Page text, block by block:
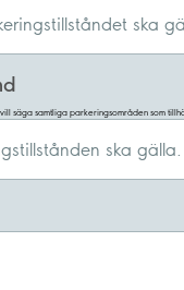
säga samtliga parkeringsområden som